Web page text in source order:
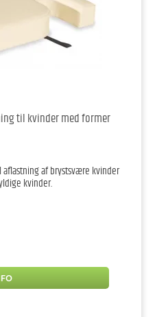
til kvinder med former
af brystsvære kvinder
kvinder.